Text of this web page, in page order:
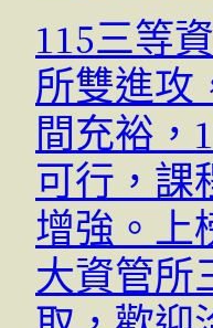
115三等
所雙進攻
間充裕，
可行，課
增強。上
大資管所